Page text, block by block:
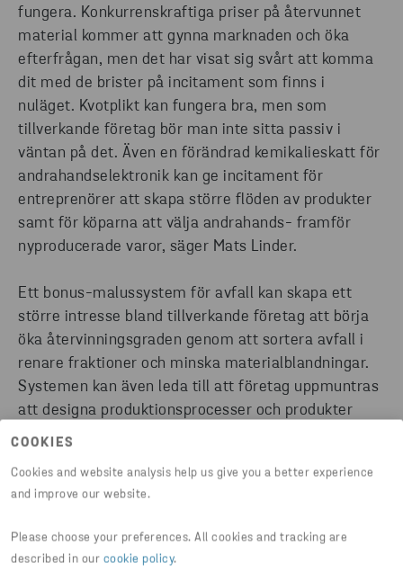
COOKIES
Cookies and website analysis help us give you a better experience
and improve our website.
Please choose your preferences. All cookies and tracking are
described in our cookie policy.
fungera. Konkurrenskraftiga priser på återvunnet
material kommer att gynna marknaden och öka
efterfrågan, men det har visat sig svårt att komma
dit med de brister på incitament som finns i
nuläget. Kvotplikt kan fungera bra, men som
tillverkande företag bör man inte sitta passiv i
väntan på det. Även en förändrad kemikalieskatt för
andrahandselektronik kan ge incitament för
entreprenörer att skapa större flöden av produkter
samt för köparna att välja andrahands- framför
nyproducerade varor, säger Mats Linder.
Ett bonus-malussystem för avfall kan skapa ett
större intresse bland tillverkande företag att börja
öka återvinningsgraden genom att sortera avfall i
renare fraktioner och minska materialblandningar.
Systemen kan även leda till att företag uppmuntras
att designa produktionsprocesser och produkter
smartare med minskade produktionsrester och
Minskade mängder blandavfall kommer att utmana
avfallsförbränningsbranschen och samtidigt
uppmuntra investeringar i grön energi. Ett
kvotpliktsystem på plast och eventuellt andra